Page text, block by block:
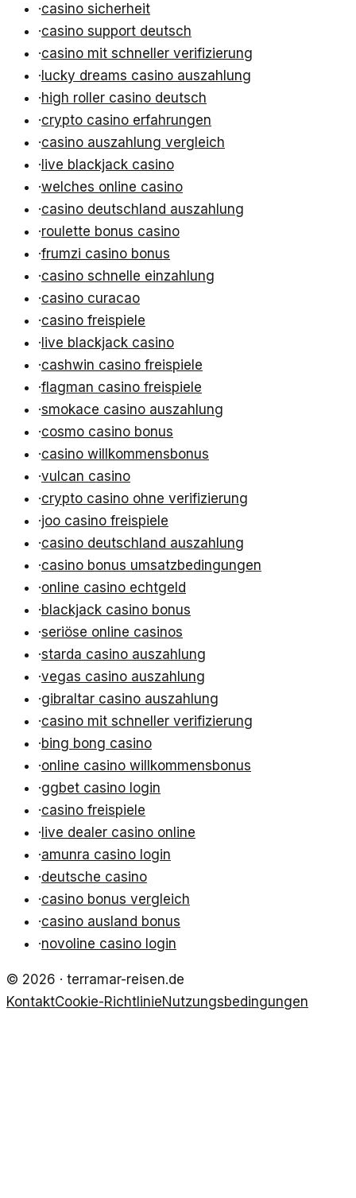
·casino sicherheit
·casino support deutsch
·casino mit schneller verifizierung
· lucky dreams casino auszahlung
·high roller casino deutsch
·crypto casino erfahrungen
·casino auszahlung vergleich
· live blackjack casino
·welches online casino
·casino deutschland auszahlung
·roulette bonus casino
·frumzi casino bonus
·casino schnelle einzahlung
·casino curacao
·casino freispiele
· live blackjack casino
·cashwin casino freispiele
·flagman casino freispiele
·smokace casino auszahlung
·cosmo casino bonus
·casino willkommensbonus
·vulcan casino
·crypto casino ohne verifizierung
·joo casino freispiele
·casino deutschland auszahlung
·casino bonus umsatzbedingungen
·online casino echtgeld
·blackjack casino bonus
·seriöse online casinos
·starda casino auszahlung
·vegas casino auszahlung
·gibraltar casino auszahlung
·casino mit schneller verifizierung
·bing bong casino
·online casino willkommensbonus
·ggbet casino login
·casino freispiele
· live dealer casino online
·amunra casino login
·deutsche casino
·casino bonus vergleich
·casino ausland bonus
·novoline casino login
© 2026 · terramar-reisen.de
KontaktCookie-RichtlinieNutzungsbedingungen